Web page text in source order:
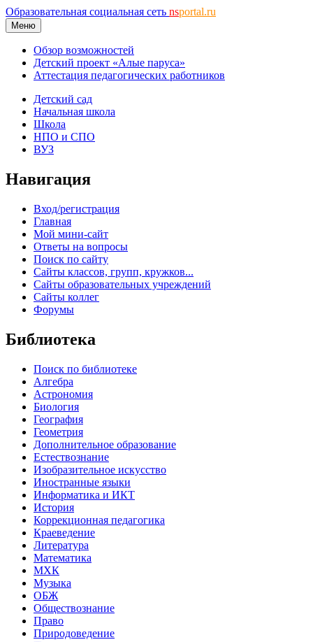
Образовательная социальная сеть nsportal.ru
Меню
Обзор возможностей
Детский проект «Алые паруса»
Аттестация педагогических работников
Детский сад
Начальная школа
Школа
НПО и СПО
ВУЗ
Навигация
Вход/регистрация
Главная
Мой мини-сайт
Ответы на вопросы
Поиск по сайту
Сайты классов, групп, кружков...
Сайты образовательных учреждений
Сайты коллег
Форумы
Библиотека
Поиск по библиотеке
Алгебра
Астрономия
Биология
География
Геометрия
Дополнительное образование
Естествознание
Изобразительное искусство
Иностранные языки
Информатика и ИКТ
История
Коррекционная педагогика
Краеведение
Литература
Математика
МХК
Музыка
ОБЖ
Обществознание
Право
Природоведение